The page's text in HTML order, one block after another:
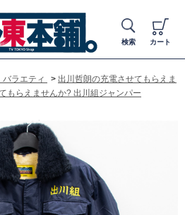
検索 カート
バラエティ > 出川哲朗の充電させてもらえま
もらえませんか? 出川組ジャンパー